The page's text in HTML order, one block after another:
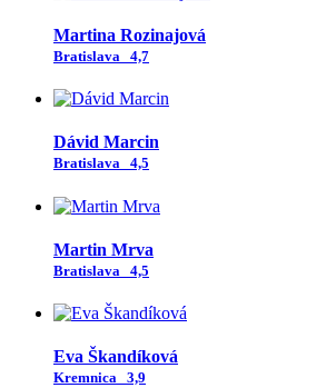
Martina Rozinajová
Bratislava 4,7
Dávid Marcin
Bratislava 4,5
Martin Mrva
Bratislava 4,5
Eva Škandíková
Kremnica 3,9